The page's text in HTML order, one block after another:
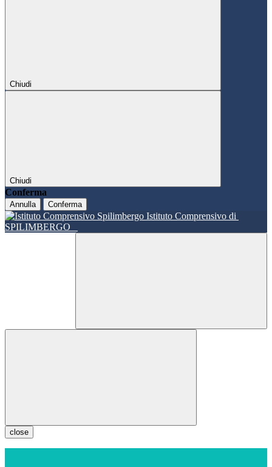
Chiudi
Chiudi
Conferma
Annulla Conferma
Istituto Comprensivo di
SPILIMBERGO
close